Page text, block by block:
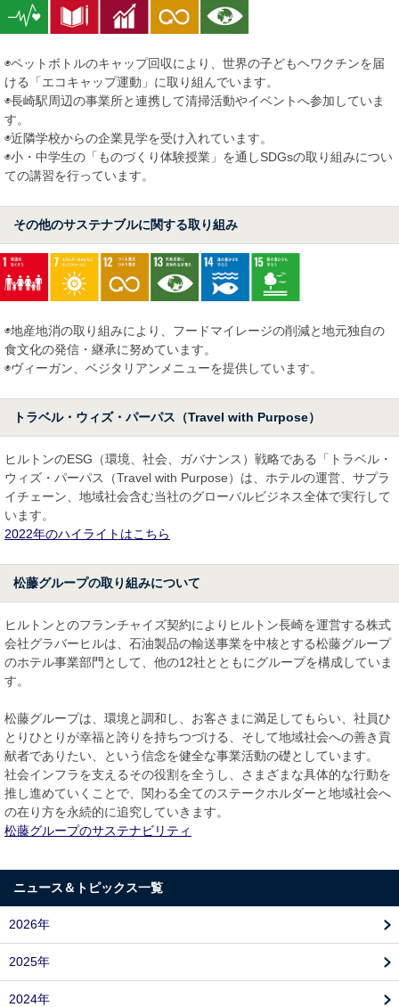
◉ペットボトルのキャップ回収により、世界の子どもヘワクチンを届
ける「エコキャップ運動」に取り組んでいます。
◉長崎駅周辺の事業所と連携して清掃活動やイベントへ参加していま
す。
◉近隣学校からの企業見学を受け入れています。
◉小・中学生の「ものづくり体験授業」を通しSDGsの取り組みについ
ての講習を行っています。
その他のサステナブルに関する取り組み
◉地産地消の取り組みにより、フードマイレージの削減と地元独自の
食文化の発信・継承に努めています。
◉ヴィーガン、ベジタリアンメニューを提供しています。
トラベル・ウィズ・パーパス（Travel with Purpose）
ヒルトンのESG（環境、社会、ガバナンス）戦略である「トラベル・
ウィズ・パーパス（Travel with Purpose）は、ホテルの運営、サプラ
イチェーン、地域社会含む当社のグローバルビジネス全体で実行して
います。
2022年のハイライトはこちら
松藤グループの取り組みについて
ヒルトンとのフランチャイズ契約によりヒルトン長崎を運営する株式
会社グラバーヒルは、石油製品の輸送事業を中核とする松藤グループ
のホテル事業部門として、他の12社とともにグループを構成していま
す。
松藤グループは、環境と調和し、お客さまに満足してもらい、社員ひ
とりひとりが幸福と誇りを持ちつづける、そして地域社会への善き貢
献者でありたい、という信念を健全な事業活動の礎としています。
社会インフラを支えるその役割を全うし、さまざまな具体的な行動を
推し進めていくことで、関わる全てのステークホルダーと地域社会へ
の在り方を永続的に追究していきます。
松藤グループのサステナビリティ
ニュース＆トピックス一覧
2026年
2025年
2024年